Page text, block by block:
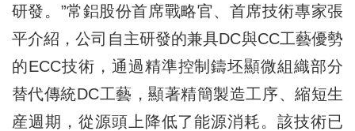
研發。”常鋁股份首席戰略官、首席技術專家張
平介紹，公司自主研發的兼具DC與CC工藝優勢
的ECC技術，通過精準控制鑄坯顯微組織部分
替代傳統DC工藝，顯著精簡製造工序、縮短生
産週期，從源頭上降低了能源消耗。該技術已